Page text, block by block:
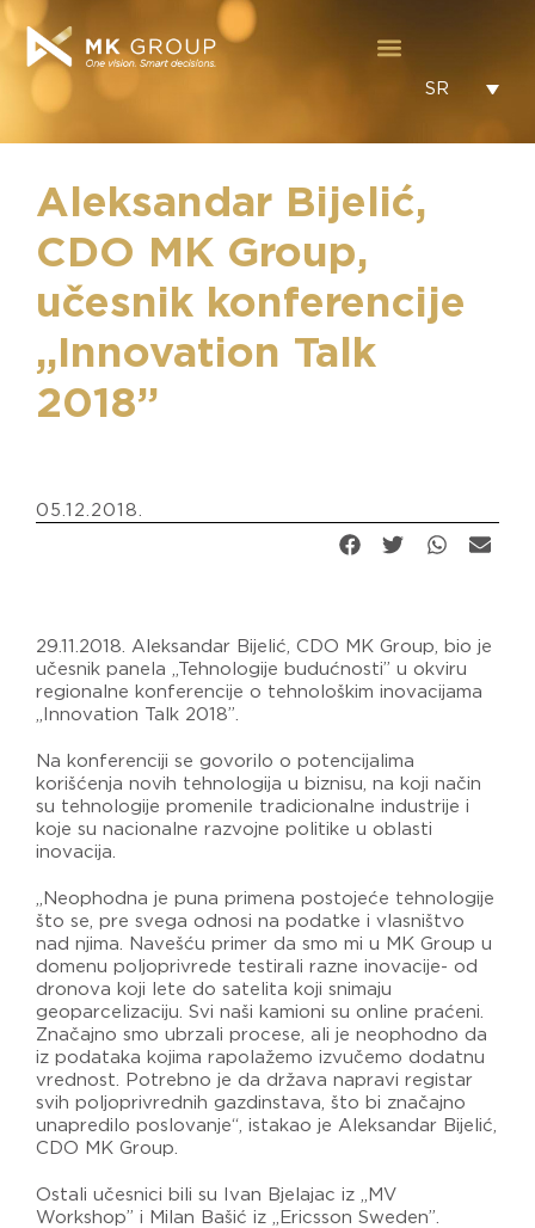
SR
Aleksandar Bijelić,
CDO MK Group,
učesnik konferencije
„Innovation Talk
2018”
05.12.2018.
29.11.2018. Aleksandar Bijelić, CDO MK Group, bio je
učesnik panela „Tehnologije budućnosti” u okviru
regionalne konferencije o tehnološkim inovacijama
„Innovation Talk 2018”.
Na konferenciji se govorilo o potencijalima
korišćenja novih tehnologija u biznisu, na koji način
su tehnologije promenile tradicionalne industrije i
koje su nacionalne razvojne politike u oblasti
inovacija.
„Neophodna je puna primena postojeće tehnologije
što se, pre svega odnosi na podatke i vlasništvo
nad njima. Navešću primer da smo mi u MK Group u
domenu poljoprivrede testirali razne inovacije- od
dronova koji lete do satelita koji snimaju
geoparcelizaciju. Svi naši kamioni su online praćeni.
Značajno smo ubrzali procese, ali je neophodno da
iz podataka kojima rapolažemo izvučemo dodatnu
vrednost. Potrebno je da država napravi registar
svih poljoprivrednih gazdinstava, što bi značajno
unapredilo poslovanje“, istakao je Aleksandar Bijelić,
CDO MK Group.
Ostali učesnici bili su Ivan Bjelajac iz „MV
Workshop” i Milan Bašić iz „Ericsson Sweden”.